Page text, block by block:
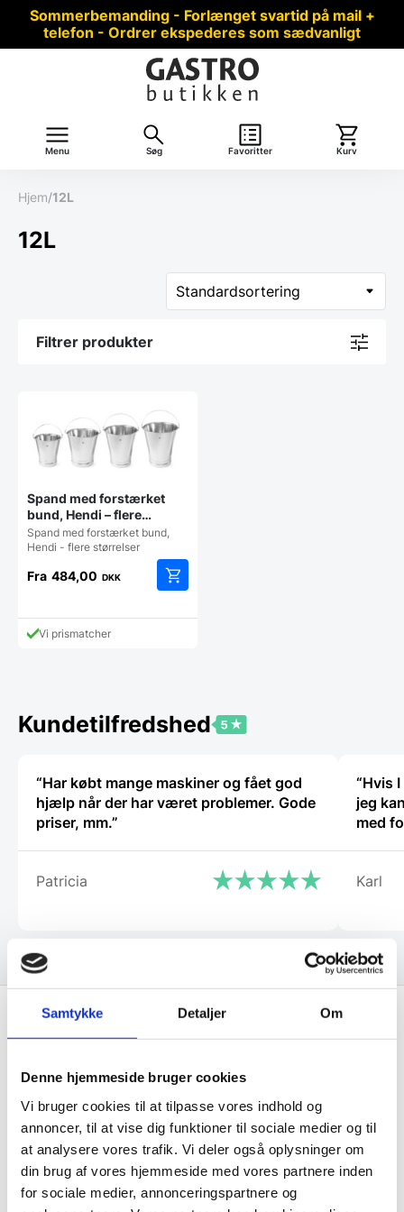
Samtykke Detaljer Om
Denne hjemmeside bruger cookies
Vi bruger cookies til at tilpasse vores indhold og
annoncer, til at vise dig funktioner til sociale medier og til
at analysere vores trafik. Vi deler også oplysninger om
din brug af vores hjemmeside med vores partnere inden
for sociale medier, annonceringspartnere og
Sommerbemanding - Forlænget svartid på mail +
telefon - Ordrer ekspederes som sædvanligt
Menu Søg Favoritter Kurv
Hjem/12L
12L
Filtrer produkter
Spand med forstærket
bund, Hendi – flere
størrelser
Spand med forstærket bund,
Hendi - flere størrelser
Fra 484,00 DKK
vare
vælges
på
Vi prismatcher
Kundetilfredshed
“Har købt mange maskiner og fået god
hjælp når der har været problemer. Gode
priser, mm.”
Patricia
“Hvis
jeg
med
Karl
Husk at tilmelde dig vores nyhedsbrev og vær først
til de bedste tilbud. Og bare rolig, vi spammer dig
ikke, men sender kun relevante tilbud og
informationer til dig.